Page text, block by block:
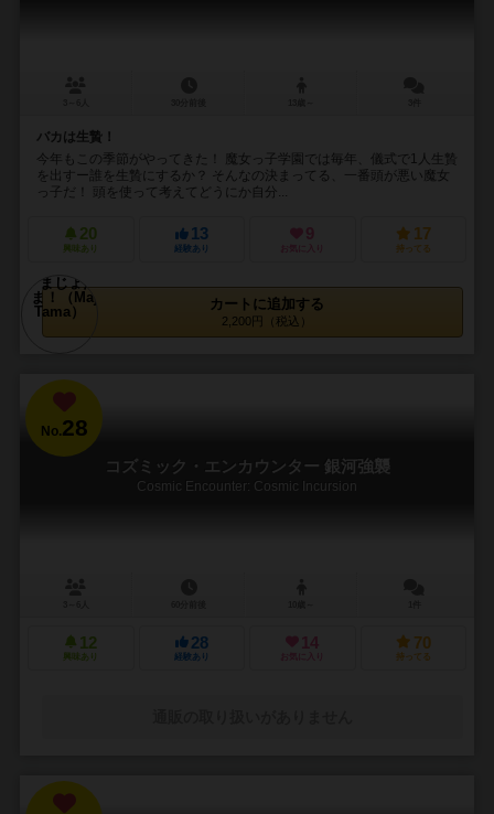
バカは生贄！
今年もこの季節がやってきた！ 魔女っ子学園では毎年、儀式で1人生贄
を出すー誰を生贄にするか？ そんなの決まってる、一番頭が悪い魔女
っ子だ！ 頭を使って考えてどうにか自分...
20
興味あり
13
経験あり
9
お気に入り
17
持ってる
カートに追加する
2,200円（税込）
No.28
コズミック・エンカウンター 銀河強襲
Cosmic Encounter: Cosmic Incursion
12
興味あり
28
経験あり
14
お気に入り
70
持ってる